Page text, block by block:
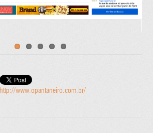
http://www.opantaneiro.com.br/